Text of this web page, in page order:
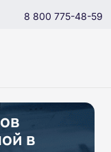
8 800 775-48-59
в